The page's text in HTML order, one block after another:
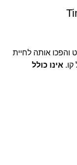
והפכו אותה לחיית
אינו כולל